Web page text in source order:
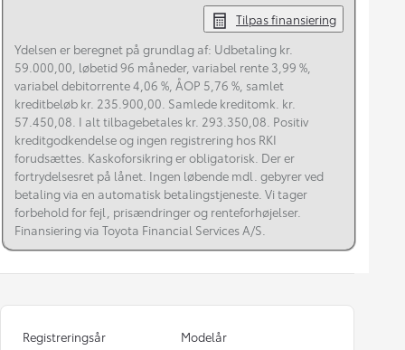
Tilpas finansiering
Ydelsen er beregnet på grundlag af: Udbetaling kr.
59.000,00, løbetid 96 måneder, variabel rente 3,99 %,
variabel debitorrente 4,06 %, ÅOP 5,76 %, samlet
kreditbeløb kr. 235.900,00. Samlede kreditomk. kr.
57.450,08. I alt tilbagebetales kr. 293.350,08. Positiv
kreditgodkendelse og ingen registrering hos RKI
forudsættes. Kaskoforsikring er obligatorisk. Der er
fortrydelsesret på lånet. Ingen løbende mdl. gebyrer ved
betaling via en automatisk betalingstjeneste. Vi tager
forbehold for fejl, prisændringer og renteforhøjelser.
Finansiering via Toyota Financial Services A/S.
Registreringsår
Modelår